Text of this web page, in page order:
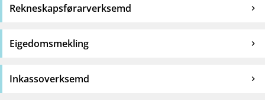
Rekneskapsførarverksemd
Eigedomsmekling
Inkassoverksemd